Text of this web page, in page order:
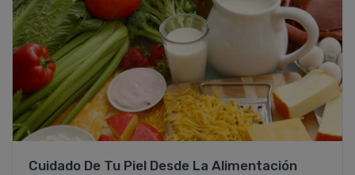
Cuidado De Tu Piel Desde La Alimentación